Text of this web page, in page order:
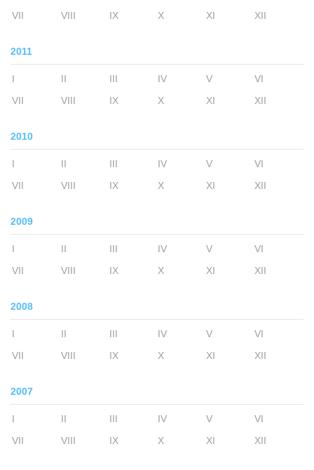
VII
VIII IX X XI XII
2011
I II III IV V
VI
VII
VIII IX X XI XII
2010
I II III IV V
VI
VII
VIII IX X XI XII
2009
I II III IV V
VI
VII
VIII IX X XI XII
2008
I II III IV V
VI
VII
VIII IX X XI XII
2007
I II III IV V
VI
VII
VIII IX X XI XII